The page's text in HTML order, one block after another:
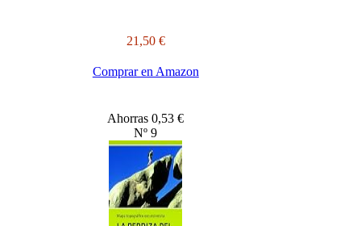
21,50 €
Comprar en Amazon
Ahorras 0,53 €
Nº 9